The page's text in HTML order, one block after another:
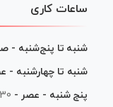
ساعات کاری
شنبه تا پنج‌شنبه -
شنبه تا چهارشنبه -
پنج شنبه - عصر - 16:30